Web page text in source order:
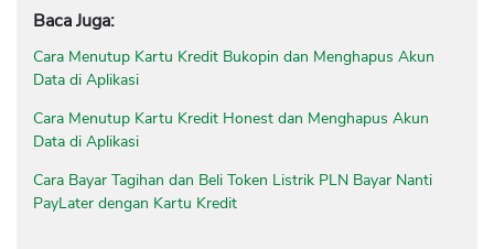
Baca Juga:
Cara Menutup Kartu Kredit Bukopin dan Menghapus Akun
Data di Aplikasi
Cara Menutup Kartu Kredit Honest dan Menghapus Akun
Data di Aplikasi
Cara Bayar Tagihan dan Beli Token Listrik PLN Bayar Nanti
PayLater dengan Kartu Kredit